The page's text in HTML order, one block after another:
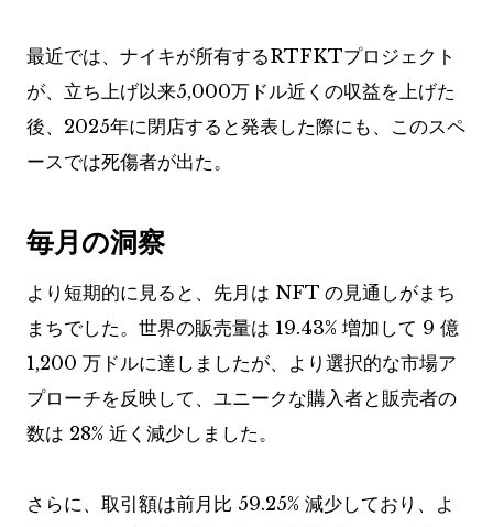
最近では、ナイキが所有するRTFKTプロジェクト
が、立ち上げ以来5,000万ドル近くの収益を上げた
後、2025年に閉店すると発表した際にも、このスペ
ースでは死傷者が出た。
毎月の洞察
より短期的に見ると、先月は NFT の見通しがまち
まちでした。世界の販売量は 19.43% 増加して 9 億
1,200 万ドルに達しましたが、より選択的な市場ア
プローチを反映して、ユニークな購入者と販売者の
数は 28% 近く減少しました。
さらに、取引額は前月比 59.25% 減少しており、よ